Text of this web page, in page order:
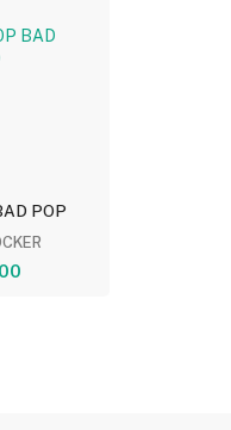
POP